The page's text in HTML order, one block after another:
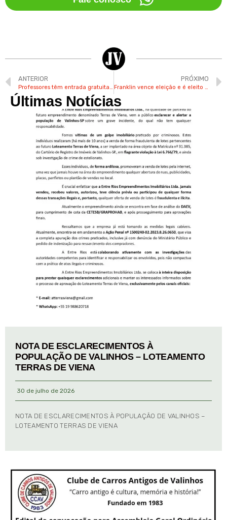
ANTERIOR
Professores têm entrada gratuita no Wet’n Wild em outubro
PRÓXIMO
Franklin vence eleição e é eleito prefeito de Valinhos
Últimas Notícias
NOTA DE ESCLARECIMENTOS À
POPULAÇÃO DE VALINHOS – LOTEAMENTO
TERRAS DE VIENA
30 de julho de 2026
NOTA DE ESCLARECIMENTOS À POPULAÇÃO DE VALINHOS –
LOTEAMENTO TERRAS DE VIENA